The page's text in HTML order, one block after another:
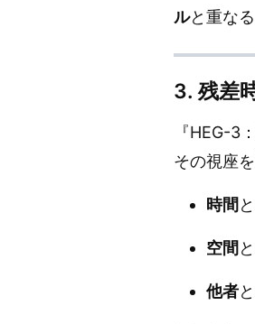
ルと重なる
3. 残差
『HEG-3
その視座
時間
空間
他者